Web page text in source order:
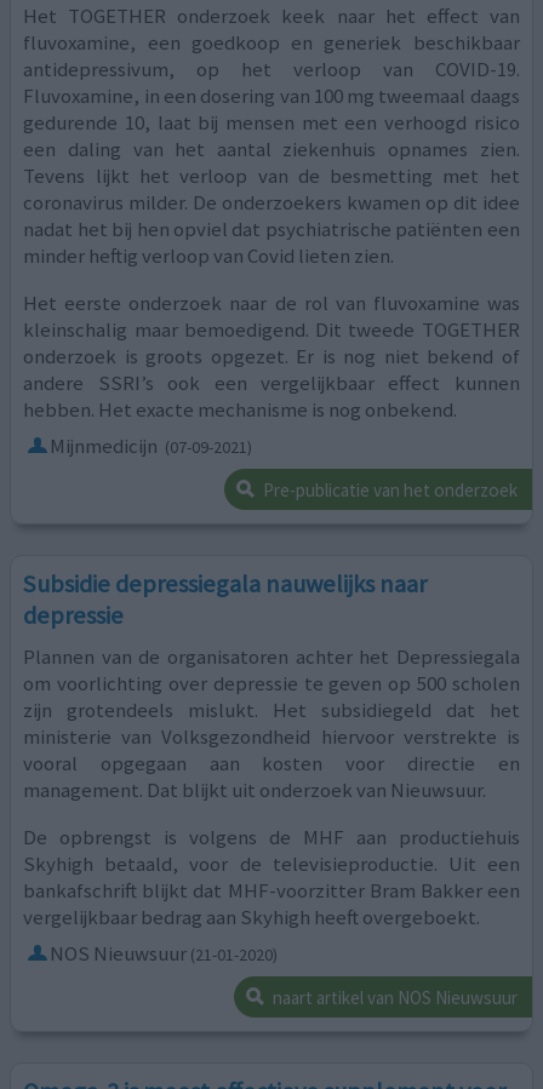
Het TOGETHER onderzoek keek naar het effect van
fluvoxamine, een goedkoop en generiek beschikbaar
antidepressivum, op het verloop van COVID-19.
Fluvoxamine, in een dosering van 100 mg tweemaal daags
gedurende 10, laat bij mensen met een verhoogd risico
een daling van het aantal ziekenhuis opnames zien.
Tevens lijkt het verloop van de besmetting met het
coronavirus milder. De onderzoekers kwamen op dit idee
nadat het bij hen opviel dat psychiatrische patiënten een
minder heftig verloop van Covid lieten zien.
Het eerste onderzoek naar de rol van fluvoxamine was
kleinschalig maar bemoedigend. Dit tweede TOGETHER
onderzoek is groots opgezet. Er is nog niet bekend of
andere SSRI’s ook een vergelijkbaar effect kunnen
hebben. Het exacte mechanisme is nog onbekend.
Mijnmedicijn (07-09-2021)
Pre-publicatie van het onderzoek
Subsidie depressiegala nauwelijks naar
depressie
Plannen van de organisatoren achter het Depressiegala
om voorlichting over depressie te geven op 500 scholen
zijn grotendeels mislukt. Het subsidiegeld dat het
ministerie van Volksgezondheid hiervoor verstrekte is
vooral opgegaan aan kosten voor directie en
management. Dat blijkt uit onderzoek van Nieuwsuur.
De opbrengst is volgens de MHF aan productiehuis
Skyhigh betaald, voor de televisieproductie. Uit een
bankafschrift blijkt dat MHF-voorzitter Bram Bakker een
vergelijkbaar bedrag aan Skyhigh heeft overgeboekt.
NOS Nieuwsuur (21-01-2020)
naart artikel van NOS Nieuwsuur